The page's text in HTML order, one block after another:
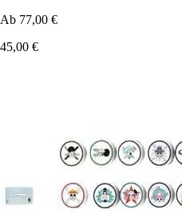
Ab 77,00 €
45,00 €